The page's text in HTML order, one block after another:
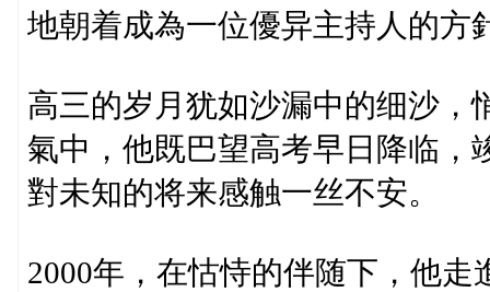
地朝着成為一位優异主持人的方
高三的岁月犹如沙漏中的细沙，
氣中，他既巴望高考早日降临，
對未知的将来感触一丝不安。
2000年，在怙恃的伴随下，他